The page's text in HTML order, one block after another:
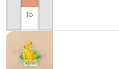
PERSONALIZZA